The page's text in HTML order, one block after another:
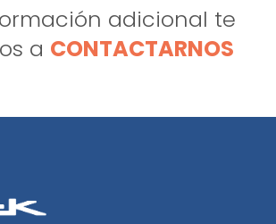
adicional te
a CONTACTARNOS